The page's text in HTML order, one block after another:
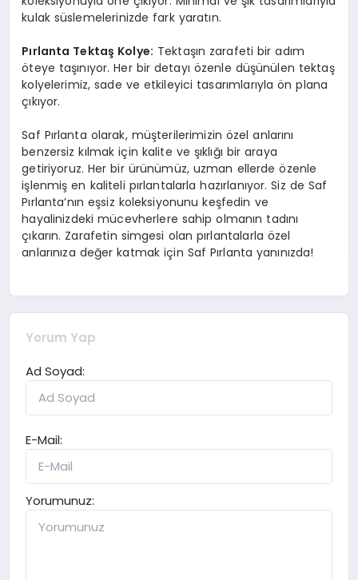
kulak süslemelerinizde fark yaratın.
Pırlanta Tektaş Kolye: Tektaşın zarafeti bir adım
öteye taşınıyor. Her bir detayı özenle düşünülen tektaş
kolyelerimiz, sade ve etkileyici tasarımlarıyla ön plana
çıkıyor.
Saf Pırlanta olarak, müşterilerimizin özel anlarını
benzersiz kılmak için kalite ve şıklığı bir araya
getiriyoruz. Her bir ürünümüz, uzman ellerde özenle
işlenmiş en kaliteli pırlantalarla hazırlanıyor. Siz de Saf
Pırlanta’nın eşsiz koleksiyonunu keşfedin ve
hayalinizdeki mücevherlere sahip olmanın tadını
çıkarın. Zarafetin simgesi olan pırlantalarla özel
anlarınıza değer katmak için Saf Pırlanta yanınızda!
Yorum Yap
Ad Soyad:
E-Mail:
Yorumunuz: